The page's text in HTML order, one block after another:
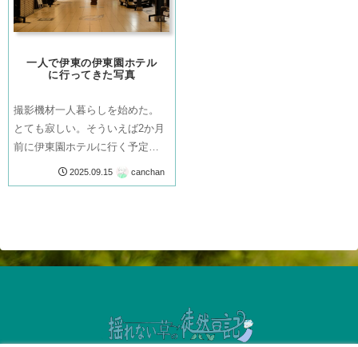
一人で伊東の伊東園ホテル
に行ってきた写真
撮影機材一人暮らしを始めた。
とても寂しい。そういえば2か月
前に伊東園ホテルに行く予定を
立てていた。それがちょうど一
人暮らしを始めて一週間たって
に乗る前に、近...
2025.09.15 canchan